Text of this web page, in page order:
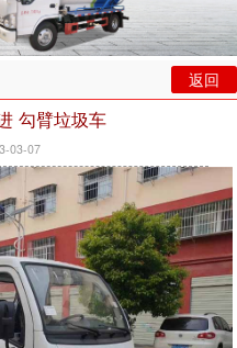
返回
勾臂垃圾车
03-07